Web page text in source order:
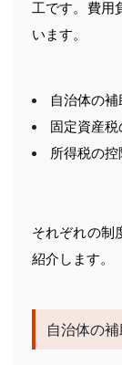
工です。費用
います。
自治体の
固定資産
所得税の
それぞれの制
紹介します。
自治体の